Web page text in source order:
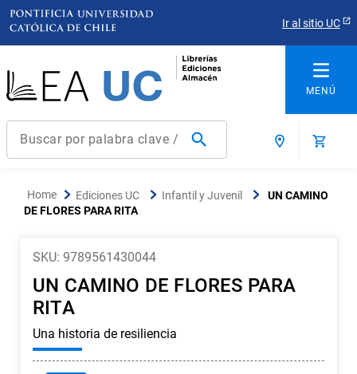
Ir al sitio UC
Buscar por palabra clave / título / autor / producto / ISBN
. derecho
arquitectura
reúso
ediciones uc
historia chile
Ediciones UC Infantil y Juvenil
UN CAMINO
DE FLORES PARA RITA
SKU: 9789561430044
UN CAMINO DE FLORES PARA
RITA
Una historia de resiliencia